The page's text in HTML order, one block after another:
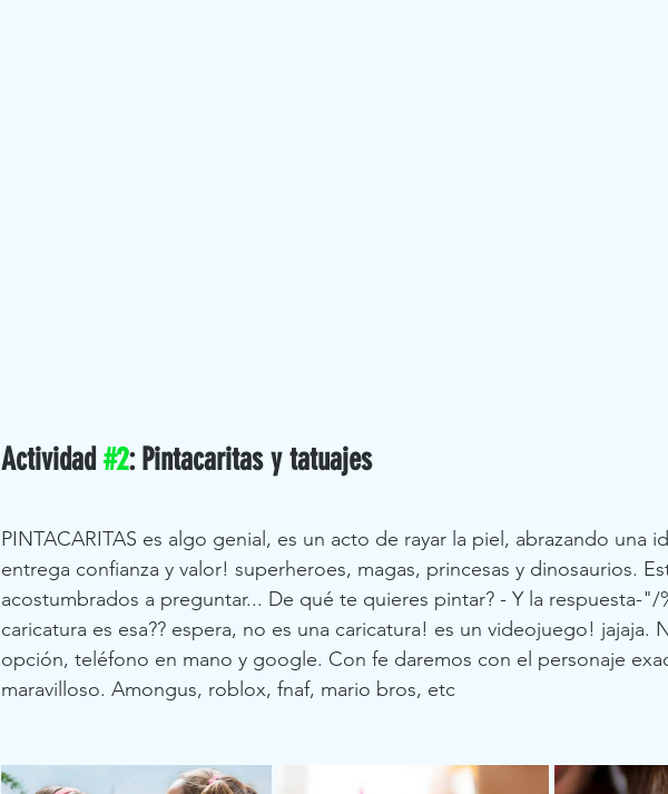
Actividad #2: Pintacaritas y tatuajes
PINTACARITAS es algo genial, es un acto de rayar la piel, abrazando una
entrega confianza y valor! superheroes, magas, princesas y dinosaurios.
acostumbrados a preguntar... De qué te quieres pintar? - Y la respuesta-
caricatura es esa?? espera, no es una caricatura! es un videojuego! jajaja.
opción, teléfono en mano y google. Con fe daremos con el personaje
maravilloso. Amongus, roblox, fnaf, mario bros, etc